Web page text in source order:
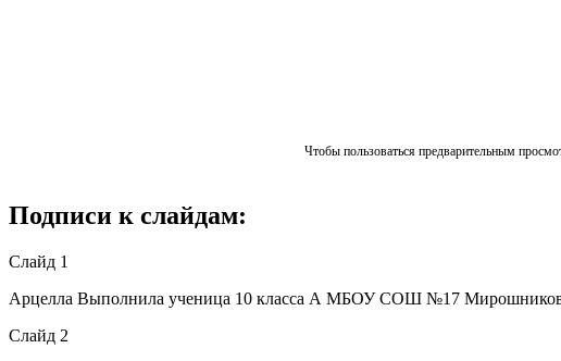
Чтобы пользоваться предварительным
Подписи к слайдам:
Слайд 1
Арцелла Выполнила ученица 10 класса А МБОУ СОШ №17
Слайд 2